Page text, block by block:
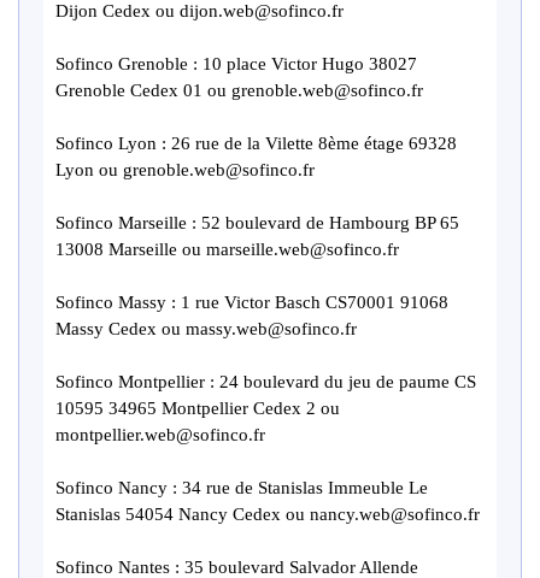
Dijon Cedex ou dijon.web@sofinco.fr
Sofinco Grenoble : 10 place Victor Hugo 38027
Grenoble Cedex 01 ou grenoble.web@sofinco.fr
Sofinco Lyon : 26 rue de la Vilette 8ème étage 69328
Lyon ou grenoble.web@sofinco.fr
Sofinco Marseille : 52 boulevard de Hambourg BP 65
13008 Marseille ou marseille.web@sofinco.fr
Sofinco Massy : 1 rue Victor Basch CS70001 91068
Massy Cedex ou massy.web@sofinco.fr
Sofinco Montpellier : 24 boulevard du jeu de paume CS
10595 34965 Montpellier Cedex 2 ou
montpellier.web@sofinco.fr
Sofinco Nancy : 34 rue de Stanislas Immeuble Le
Stanislas 54054 Nancy Cedex ou nancy.web@sofinco.fr
Sofinco Nantes : 35 boulevard Salvador Allende